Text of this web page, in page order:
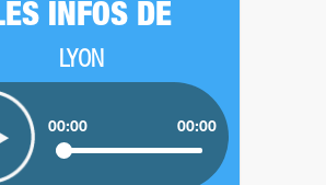
INFOS DE
LYON
00:00 00:00